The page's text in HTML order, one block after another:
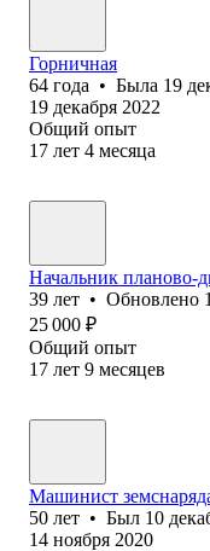
Горничная
64 года • Была 19
19 декабря 2022
Общий опыт
17 лет 4 месяца
Начальник планово-
39 лет • Обновлено
25 000 ₽
Общий опыт
17 лет 9 месяцев
Машинист
50 лет • Был 10
14 ноября 2020